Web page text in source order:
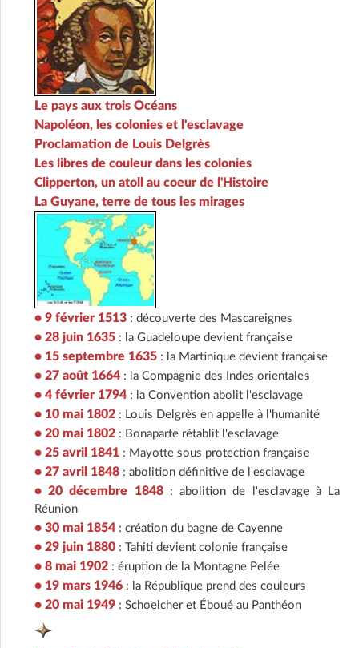
Le pays aux trois Océans
Napoléon, les colonies et l'esclavage
Proclamation de Louis Delgrès
Les libres de couleur dans les colonies
Clipperton, un atoll au coeur de l'Histoire
La Guyane, terre de tous les mirages
• 9 février 1513 : découverte des Mascareignes
• 28 juin 1635 : la Guadeloupe devient française
• 15 septembre 1635 : la Martinique devient française
• 27 août 1664 : la Compagnie des Indes orientales
• 4 février 1794 : la Convention abolit l'esclavage
• 10 mai 1802 : Louis Delgrès en appelle à l'humanité
• 20 mai 1802 : Bonaparte rétablit l'esclavage
• 25 avril 1841 : Mayotte sous protection française
• 27 avril 1848 : abolition définitive de l'esclavage
• 20 décembre 1848: abolition de l'esclavage à La
Réunion
• 30 mai 1854 : création du bagne de Cayenne
• 29 juin 1880 : Tahiti devient colonie française
• 8 mai 1902 : éruption de la Montagne Pelée
• 19 mars 1946 : la République prend des couleurs
• 20 mai 1949 : Schoelcher et Éboué au Panthéon